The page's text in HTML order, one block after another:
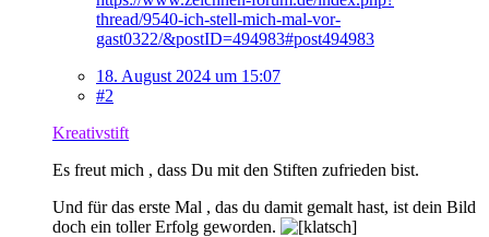
thread/9540-ich-stell-mich-mal-vor-
gast0322/&postID=494983#post494983
18. August 2024 um 15:07
#2
Kreativstift
Es freut mich , dass Du mit den Stiften zufrieden bist.
Und für das erste Mal , das du damit gemalt hast, ist dein Bild
doch ein toller Erfolg geworden.